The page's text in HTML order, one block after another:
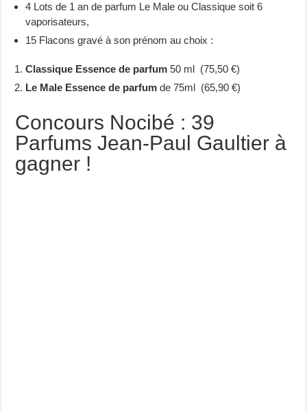
4 Lots de 1 an de parfum Le Male ou Classique soit 6
vaporisateurs,
15 Flacons gravé à son prénom au choix :
Classique Essence de parfum 50 ml (75,50 €)
Le Male Essence de parfum de 75ml (65,90 €)
Concours Nocibé : 39
Parfums Jean-Paul Gaultier à
gagner !